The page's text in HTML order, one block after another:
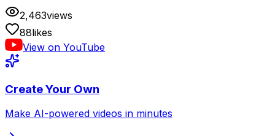
2,463views
88likes
View on YouTube
Create Your Own
Make AI-powered videos in minutes